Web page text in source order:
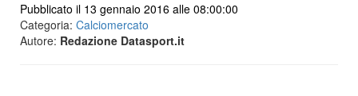
Pubblicato il 13 gennaio 2016 alle 08:00:00
Categoria: Calciomercato
Autore: Redazione Datasport.it